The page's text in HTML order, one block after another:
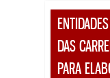
DAS
PARA